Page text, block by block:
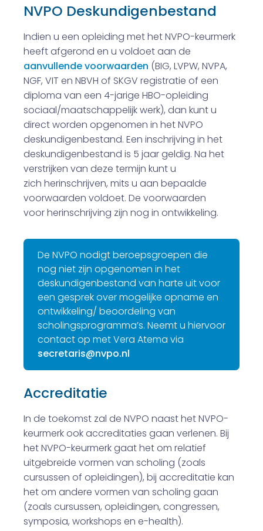
NVPO Deskundigenbestand
Indien u een opleiding met het NVPO-keurmerk
heeft afgerond en u voldoet aan de
aanvullende voorwaarden (BIG, LVPW, NVPA,
NGF, VIT en NBVH of SKGV registratie of een
diploma van een 4-jarige HBO-opleiding
sociaal/maatschappelijk werk), dan kunt u
direct worden opgenomen in het NVPO
deskundigenbestand. Een inschrijving in het
deskundigenbestand is 5 jaar geldig. Na het
verstrijken van deze termijn kunt u
zich herinschrijven, mits u aan bepaalde
voorwaarden voldoet. De voorwaarden
voor herinschrijving zijn nog in ontwikkeling.
De NVPO nodigt beroepsgroepen die
nog niet zijn opgenomen in het
deskundigenbestand van harte uit voor
een gesprek over mogelijke opname en
ontwikkeling/ beoordeling van
scholingsprogramma’s. Neemt u hiervoor
contact op met Vera Atema via
secretaris@nvpo.nl
Accreditatie
In de toekomst zal de NVPO naast het NVPO-
keurmerk ook accreditaties gaan verlenen. Bij
het NVPO-keurmerk gaat het om relatief
uitgebreide vormen van scholing (zoals
cursussen of opleidingen), bij accreditatie kan
het om andere vormen van scholing gaan
(zoals cursussen, opleidingen, congressen,
symposia, workshops en e-health).